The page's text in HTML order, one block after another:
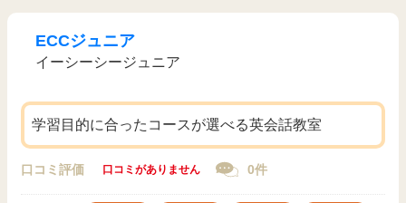
ECCジュニア
イーシーシージュニア
学習目的に合ったコースが選べる英会話教室
口コミ評価 口コミがありません 0件